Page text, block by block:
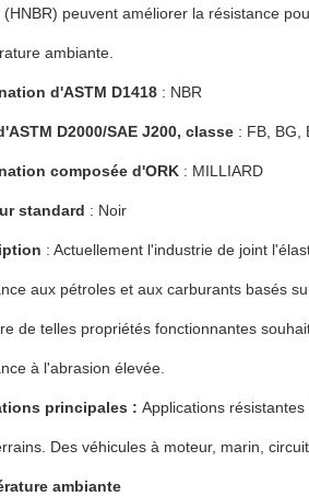
(HNBR) peuvent améliorer la résistance
ambiante.
d'ASTM D1418 : NBR
D2000/SAE J200, classe : FB, BG,
composée d'ORK : MILLIARD
standard : Noir
: Actuellement l'industrie de joint
aux pétroles et aux carburants basés
de telles propriétés fonctionnantes
à l'abrasion élevée.
principales : Applications
Des véhicules à moteur, marin,
ambiante